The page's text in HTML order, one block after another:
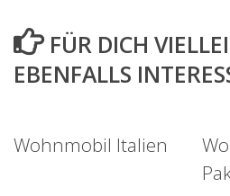
FÜR DICH
EBENFALLS
Wohnmobil Italien